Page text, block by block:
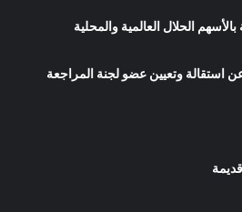
الحلال العالمية والمحلية
استقالة وتعيين عضو لجنة المراجعة